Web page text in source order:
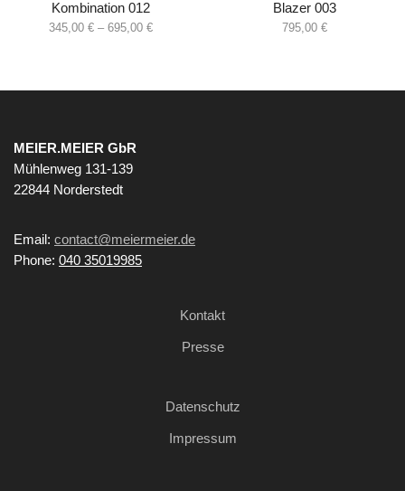
Kombination 012
345,00 €– 695,00 €
Blazer 003
795,00 €
MEIER.MEIER GbR
Mühlenweg 131-139
22844 Norderstedt
Email: contact@meiermeier.de
Phone: 040 35019985
Kontakt
Presse
Datenschutz
Impressum